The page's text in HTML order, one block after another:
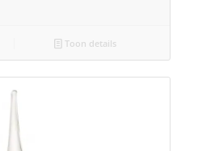
Toon details